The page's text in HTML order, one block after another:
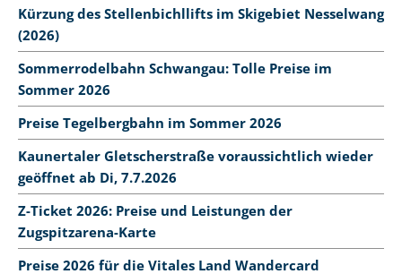
Kürzung des Stellenbichllifts im Skigebiet Nesselwang
(2026)
Sommerrodelbahn Schwangau: Tolle Preise im
Sommer 2026
Preise Tegelbergbahn im Sommer 2026
Kaunertaler Gletscherstraße voraussichtlich wieder
geöffnet ab Di, 7.7.2026
Z-Ticket 2026: Preise und Leistungen der
Zugspitzarena-Karte
Preise 2026 für die Vitales Land Wandercard